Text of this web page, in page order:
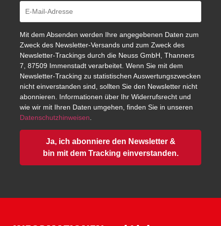
Mit dem Absenden werden Ihre angegebenen Daten zum
Zweck des Newsletter-Versands und zum Zweck des
Newsletter-Trackings durch die Neuss GmbH, Thanners
7, 87509 Immenstadt verarbeitet. Wenn Sie mit dem
Newsletter-Tracking zu statistischen Auswertungszwecken
nicht einverstanden sind, sollten Sie den Newsletter nicht
abonnieren. Informationen über Ihr Widerrufsrecht und
wie wir mit Ihren Daten umgehen, finden Sie in unseren
Datenschutzhinweisen
Ja, ich abonniere den Newsletter &
bin mit dem Tracking einverstanden.